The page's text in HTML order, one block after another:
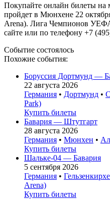
Покупайте онлайн билеты на
пройдет в Мюнхене 22
Arena). Лига Чемпионов
сайте или по телефону +7
Событие состоялось
Похожие события:
Боруссия Дортмунд —
22 августа 2026
Германия • Дортмунд •
Park)
Купить билеты
Бавария — Штутгарт
28 августа 2026
Германия • Мюнхен •
Купить билеты
Шальке-04 — Бавария
5 сентября 2026
Германия •
Arena)
Купить билеты